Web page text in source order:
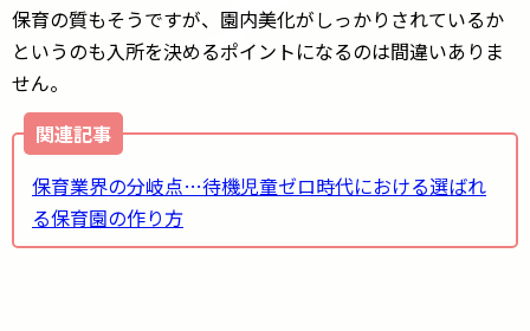
保育の質もそうですが、園内美化がしっかりされているか
というのも入所を決めるポイントになるのは間違いありま
せん。
関連記事
保育業界の分岐点…待機児童ゼロ時代における選ばれ
る保育園の作り方